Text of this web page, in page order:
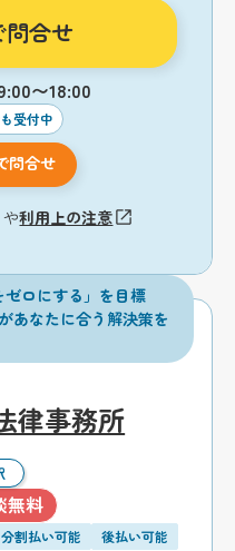
合せ
〜18:00
受付中
問合せ
や利用上の注意
ゼロにする」を目標
あなたに合う解決策を
律事務所
無料
分割払い可能
後払い可能